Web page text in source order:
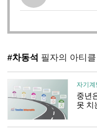
#차동석 필자의 아티클
자기계
중년
못 치